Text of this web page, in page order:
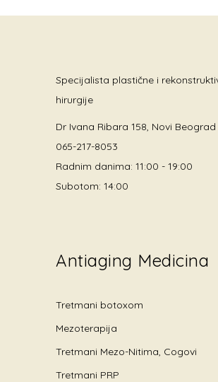
Specijalista plastične i
hirurgije
Dr Ivana Ribara 158, Novi Beograd
065-217-8053
Radnim danima: 11:00 - 19:00
Subotom: 14:00
Antiaging Medicina
Tretmani botoxom
Mezoterapija
Tretmani Mezo-Nitima, Cogovi
Tretmani PRP